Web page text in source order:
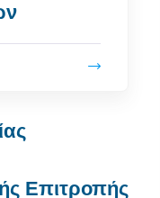
Συνεδρίαση Λογοδοσίας
Επιτροπής